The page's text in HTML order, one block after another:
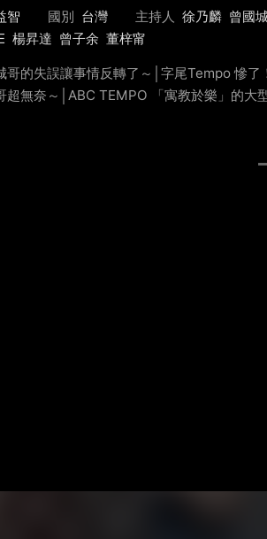
智 國別 台灣 主持人 徐乃麟 曾國
楊昇達 曾子余 董梓甯
的失誤讓事情反轉了～│字尾Tempo 慘
無奈～│ABC TEMPO 「寓教於樂」的